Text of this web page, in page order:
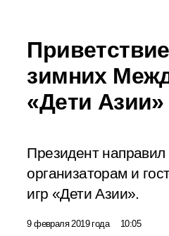
зимних
«Дети Азии»
Президент направил
организаторам и
игр «Дети Азии».
9 февраля 2019 года 10:05